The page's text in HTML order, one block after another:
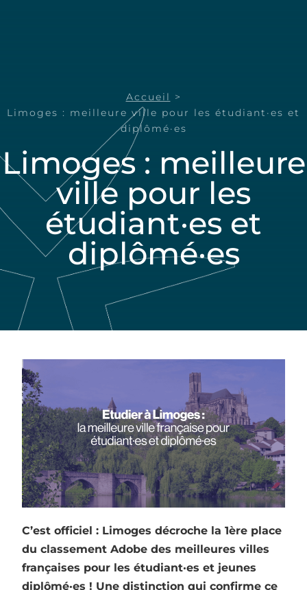
Accueil >
Limoges : meilleure ville pour les étudiant·es et
diplômé·es
Limoges : meilleure
ville pour les
étudiant·es et
diplômé·es
C’est officiel : Limoges décroche la 1ère place
du classement Adobe des meilleures villes
françaises pour les étudiant·es et jeunes
diplômé·es ! Une distinction qui confirme ce